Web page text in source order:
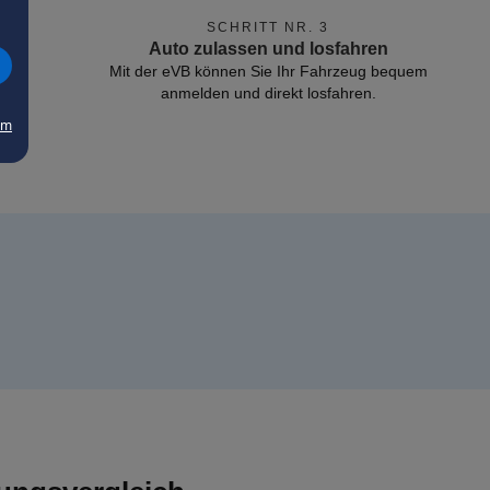
SCHRITT NR. 3
Auto zulassen und losfahren
Mit der eVB können Sie Ihr Fahrzeug bequem
anmelden und direkt losfahren.